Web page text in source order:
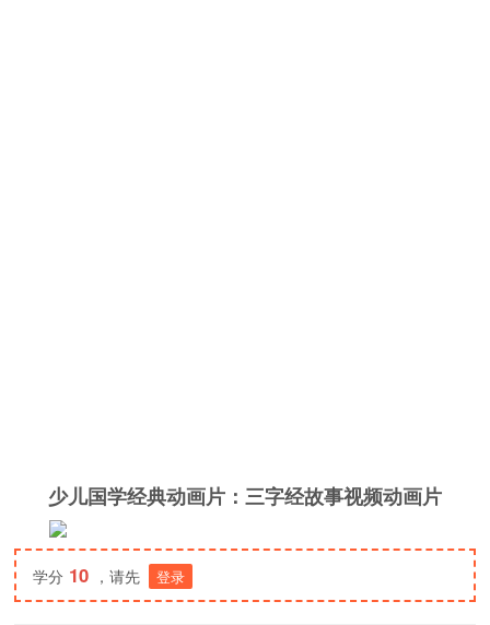
少儿国学经典动画片：三字经故事视频动画片
学分 10 ，请先 登录